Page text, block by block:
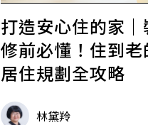
打造安心住的家｜
修前必懂！住到老
居住規劃全攻略
林黛羚